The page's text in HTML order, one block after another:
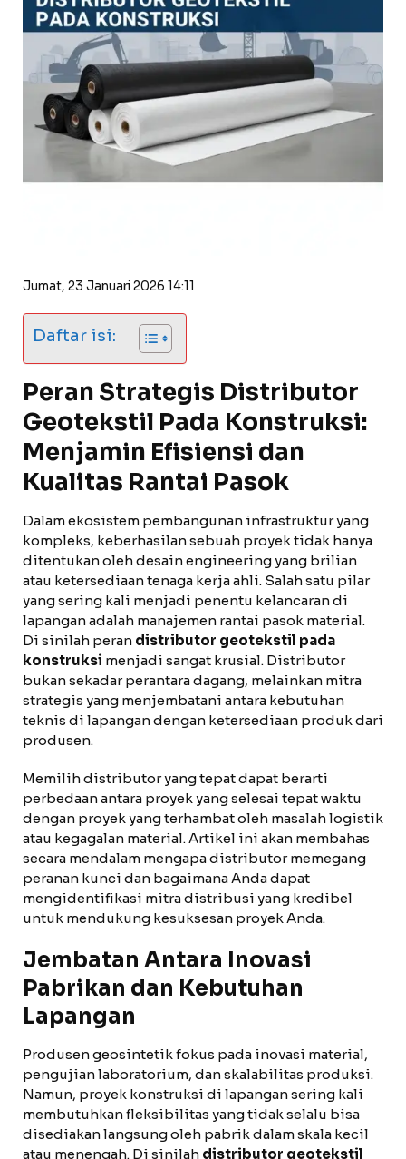
Jumat, 23 Januari 2026 14:11
Daftar isi:
Peran Strategis Distributor
Geotekstil Pada Konstruksi:
Menjamin Efisiensi dan
Kualitas Rantai Pasok
Dalam ekosistem pembangunan infrastruktur yang
kompleks, keberhasilan sebuah proyek tidak hanya
ditentukan oleh desain engineering yang brilian
atau ketersediaan tenaga kerja ahli. Salah satu pilar
yang sering kali menjadi penentu kelancaran di
lapangan adalah manajemen rantai pasok material.
Di sinilah peran distributor geotekstil pada
konstruksi menjadi sangat krusial. Distributor
bukan sekadar perantara dagang, melainkan mitra
strategis yang menjembatani antara kebutuhan
teknis di lapangan dengan ketersediaan produk dari
produsen.
Memilih distributor yang tepat dapat berarti
perbedaan antara proyek yang selesai tepat waktu
dengan proyek yang terhambat oleh masalah logistik
atau kegagalan material. Artikel ini akan membahas
secara mendalam mengapa distributor memegang
peranan kunci dan bagaimana Anda dapat
mengidentifikasi mitra distribusi yang kredibel
untuk mendukung kesuksesan proyek Anda.
Jembatan Antara Inovasi
Pabrikan dan Kebutuhan
Lapangan
Produsen geosintetik fokus pada inovasi material,
pengujian laboratorium, dan skalabilitas produksi.
Namun, proyek konstruksi di lapangan sering kali
membutuhkan fleksibilitas yang tidak selalu bisa
disediakan langsung oleh pabrik dalam skala kecil
atau menengah. Di sinilah distributor geotekstil